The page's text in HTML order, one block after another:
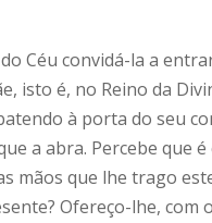
Céu convidá-la a
isto é, no Reino da
à porta do seu
a abra. Percebe que
mãos que lhe trago
Ofereço-lhe, com